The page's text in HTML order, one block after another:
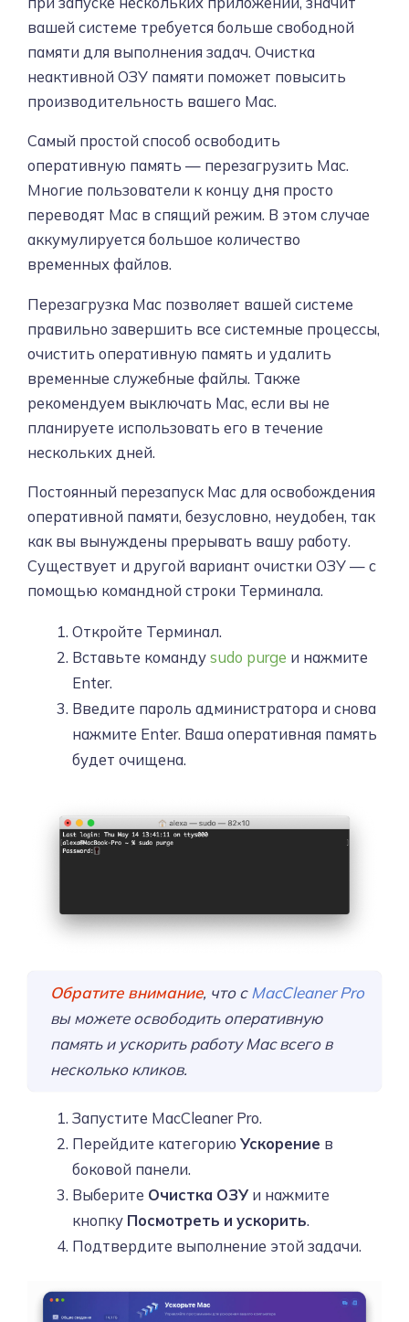
вашей системе требуется больше свободной
памяти для выполнения задач. Очистка
неактивной ОЗУ памяти поможет повысить
производительность вашего Mac.
Самый простой способ освободить
оперативную память — перезагрузить Mac.
Многие пользователи к концу дня просто
переводят Mac в спящий режим. В этом случае
аккумулируется большое количество
временных файлов.
Перезагрузка Mac позволяет вашей системе
правильно завершить все системные процессы,
очистить оперативную память и удалить
временные служебные файлы. Также
рекомендуем выключать Mac, если вы не
планируете использовать его в течение
нескольких дней.
Постоянный перезапуск Mac для освобождения
оперативной памяти, безусловно, неудобен, так
как вы вынуждены прерывать вашу работу.
Существует и другой вариант очистки ОЗУ — с
помощью командной строки Терминала.
Откройте Терминал.
Вставьте командуsudo purge и нажмите
Enter.
Введите пароль администратора и снова
нажмите Enter. Ваша оперативная память
будет очищена.
Обратите внимание, что с MacCleaner Pro
вы можете освободить оперативную
память и ускорить работу Mac всего в
несколько кликов.
Запустите MacCleaner Pro.
Перейдите категориюУскорение в
боковой панели.
Выберите Очистка ОЗУи нажмите
кнопку Посмотреть и ускорить.
Подтвердите выполнение этой задачи.